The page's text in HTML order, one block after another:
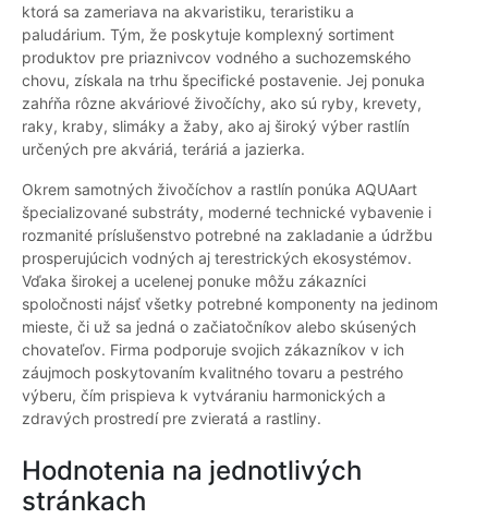
ktorá sa zameriava na akvaristiku, teraristiku a
paludárium. Tým, že poskytuje komplexný sortiment
produktov pre priaznivcov vodného a suchozemského
chovu, získala na trhu špecifické postavenie. Jej ponuka
zahŕňa rôzne akváriové živočíchy, ako sú ryby, krevety,
raky, kraby, slimáky a žaby, ako aj široký výber rastlín
určených pre akváriá, teráriá a jazierka.
Okrem samotných živočíchov a rastlín ponúka AQUAart
špecializované substráty, moderné technické vybavenie i
rozmanité príslušenstvo potrebné na zakladanie a údržbu
prosperujúcich vodných aj terestrických ekosystémov.
Vďaka širokej a ucelenej ponuke môžu zákazníci
spoločnosti nájsť všetky potrebné komponenty na jedinom
mieste, či už sa jedná o začiatočníkov alebo skúsených
chovateľov. Firma podporuje svojich zákazníkov v ich
záujmoch poskytovaním kvalitného tovaru a pestrého
výberu, čím prispieva k vytváraniu harmonických a
zdravých prostredí pre zvieratá a rastliny.
Hodnotenia na jednotlivých
stránkach